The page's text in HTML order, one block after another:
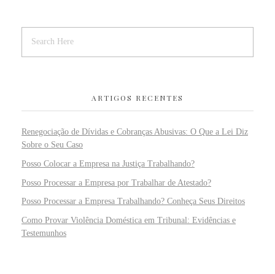
ARTIGOS RECENTES
Renegociação de Dívidas e Cobranças Abusivas: O Que a Lei Diz
Sobre o Seu Caso
Posso Colocar a Empresa na Justiça Trabalhando?
Posso Processar a Empresa por Trabalhar de Atestado?
Posso Processar a Empresa Trabalhando? Conheça Seus Direitos
Como Provar Violência Doméstica em Tribunal: Evidências e
Testemunhos